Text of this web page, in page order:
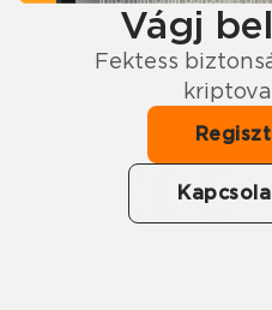
Vágj
Fektess